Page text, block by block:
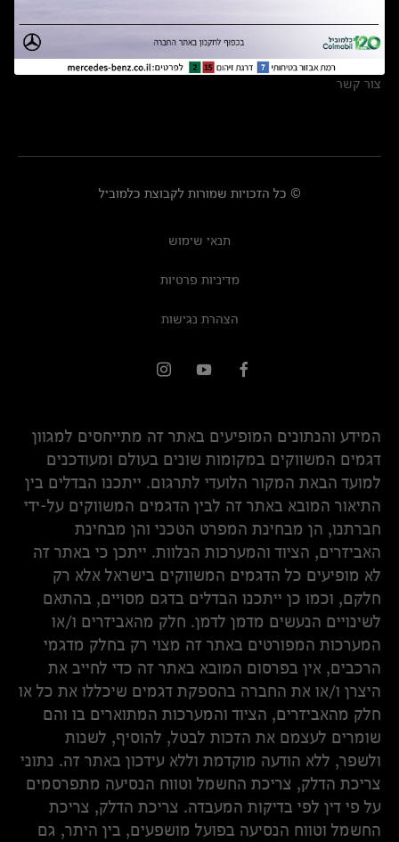
אולמות תצוגה
מרכזי שירות
צור קשר
© כל הזכויות שמורות לקבוצת כלמוביל
תנאי שימוש
מדיניות פרטיות
הצהרת נגישות
המידע והנתונים המופיעים באתר זה מתייחסים למגוון
דגמים המשווקים במקומות שונים בעולם ומעודכנים
למועד הבאת המקור הלועדי לתרגום. ייתכנו הבדלים בין
התיאור המובא באתר זה לבין הדגמים המשווקים על-ידי
חברתנו, הן מבחינת המפרט הטכני והן מבחינת
האביזרים, הציוד והמערכות הנלוות. ייתכן כי באתר זה
לא מופיעים כל הדגמים המשווקים בישראל אלא רק
חלקם, וכמו כן ייתכנו הבדלים בדגם מסויים, בהתאם
לשינויים הנעשים מדמן לדמן. חלק מהאביזרים ו/או
המערכות המפורטים באתר זה מצוי רק בחלק מדגמי
הרכבים, אין בפרסום המובא באתר זה כדי לחייב את
היצרן ו/או את החברה בהספקת דגמים שיכללו את כל או
חלק מהאביזרים, הציוד והמערכות המתוארים בו והם
שומרים לעצמם את הזכות לבטל, להוסיף, לשנות
ולשפר, ללא הודעה מוקדמת וללא עידכון באתר זה. נתוני
צריכת הדלק, צריכת החשמל וטווח הנסיעה מתפרסמים
על פי דין לפי בדיקות המעבדה. צריכת הדלק, צריכת
החשמל וטווח הנסיעה בפועל מושפעים, בין היתר, גם